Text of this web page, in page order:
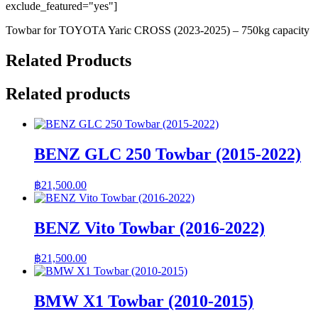
exclude_featured="yes"]
Towbar for TOYOTA Yaric CROSS (2023-2025) – 750kg capacity
Related Products
Related products
BENZ GLC 250 Towbar (2015-2022)
฿21,500.00
BENZ Vito Towbar (2016-2022)
฿21,500.00
BMW X1 Towbar (2010-2015)